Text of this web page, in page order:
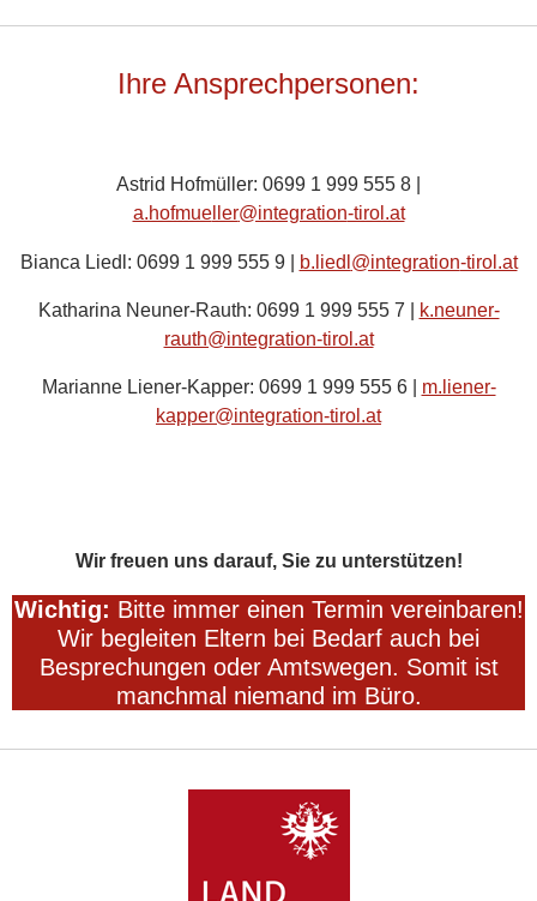
Ihre Ansprechpersonen:
Astrid Hofmüller: 0699 1 999 555 8 |
a.hofmueller@integration-tirol.at
Bianca Liedl: 0699 1 999 555 9 | b.liedl@integration-tirol.at
Katharina Neuner-Rauth: 0699 1 999 555 7 | k.neuner-
rauth@integration-tirol.at
Marianne Liener-Kapper: 0699 1 999 555 6 | m.liener-
kapper@integration-tirol.at
Wir freuen uns darauf, Sie zu unterstützen!
Wichtig: Bitte immer einen Termin vereinbaren!
Wir begleiten Eltern bei Bedarf auch bei
Besprechungen oder Amtswegen. Somit ist
manchmal niemand im Büro.